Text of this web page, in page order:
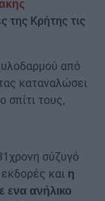
της Κρήτης τις
από
καταναλώσει
σπίτι τους,
σύζυγό
και η
ενα ανήλικο